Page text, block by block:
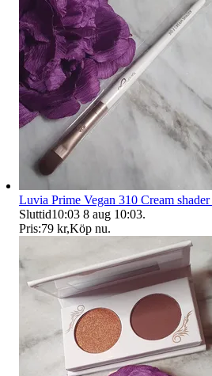
Luvia Prime Vegan 310 Cream
Sluttid10:03 8 aug 10:03.
Pris:79 kr,Köp nu.